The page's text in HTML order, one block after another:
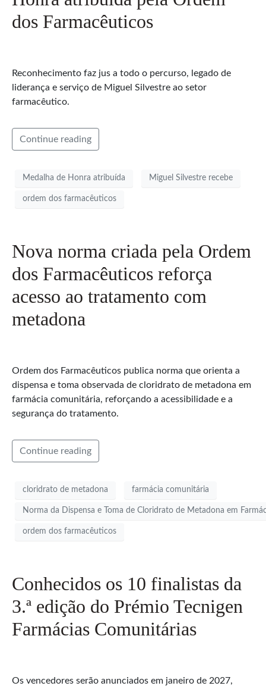
dos Farmacêuticos
Reconhecimento faz jus a todo o percurso, legado de
liderança e serviço de Miguel Silvestre ao setor
farmacêutico.
Continue reading
Medalha de Honra atribuída Miguel Silvestre recebe
ordem dos farmacêuticos
Nova norma criada pela Ordem
dos Farmacêuticos reforça
acesso ao tratamento com
metadona
Ordem dos Farmacêuticos publica norma que orienta a
dispensa e toma observada de cloridrato de metadona em
farmácia comunitária, reforçando a acessibilidade e a
segurança do tratamento.
Continue reading
cloridrato de metadona farmácia comunitária
Norma da Dispensa e Toma de Cloridrato de Metadona em
ordem dos farmacêuticos
Conhecidos os 10 finalistas da
3.ª edição do Prémio Tecnigen
Farmácias Comunitárias
Os vencedores serão anunciados em janeiro de 2027,